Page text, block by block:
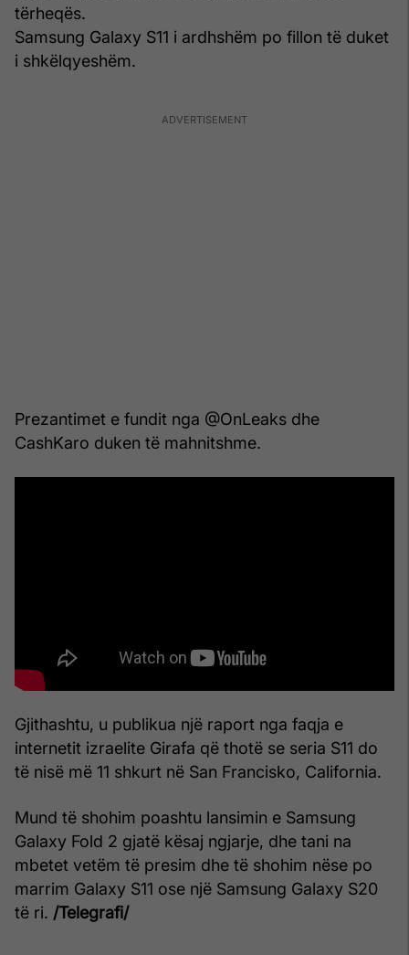
tërheqës.
Samsung Galaxy S11 i ardhshëm po fillon të duket
i shkëlqyeshëm.
Prezantimet e fundit nga @OnLeaks dhe
CashKaro duken të mahnitshme.
Gjithashtu, u publikua një raport nga faqja e
internetit izraelite Girafa që thotë se seria S11 do
të nisë më 11 shkurt në San Francisko, California.
Mund të shohim poashtu lansimin e Samsung
Galaxy Fold 2 gjatë kësaj ngjarje, dhe tani na
mbetet vetëm të presim dhe të shohim nëse po
marrim Galaxy S11 ose një Samsung Galaxy S20
të ri. /Telegrafi/